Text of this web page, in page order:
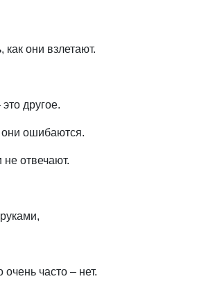
как они взлетают.
другое.
они ошибаются.
не отвечают.
часто – нет.